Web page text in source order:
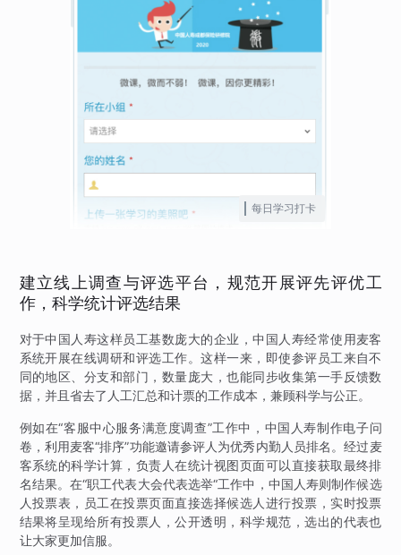
每日学习打卡
建立线上调查与评选平台，规范开展评先评优工
作，科学统计评选结果
对于中国人寿这样员工基数庞大的企业，中国人寿经常使用麦客
系统开展在线调研和评选工作。这样一来，即使参评员工来自不
同的地区、分支和部门，数量庞大，也能同步收集第一手反馈数
据，并且省去了人工汇总和计票的工作成本，兼顾科学与公正。
例如在“客服中心服务满意度调查”工作中，中国人寿制作电子问
卷，利用麦客“排序”功能邀请参评人为优秀内勤人员排名。经过麦
客系统的科学计算，负责人在统计视图页面可以直接获取最终排
名结果。在“职工代表大会代表选举“工作中，中国人寿则制作候选
人投票表，员工在投票页面直接选择候选人进行投票，实时投票
结果将呈现给所有投票人，公开透明，科学规范，选出的代表也
让大家更加信服。